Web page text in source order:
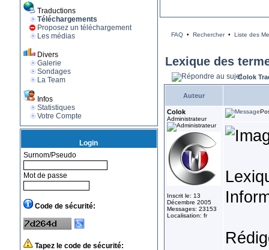
Traductions
Téléchargements
Proposez un téléchargement
Les médias
Divers
Galerie
Sondages
La Team
Infos
Statistiques
Votre Compte
Login
Surnom/Pseudo
Mot de passe
Code de sécurité:
Tapez le code de sécurité:
FAQ• Rechercher• Liste des
Lexique des
Colok
Auteur
Colok
Administrateur
Inscrit le: 13
Décembre 2005
Messages: 23153
Localisation: fr